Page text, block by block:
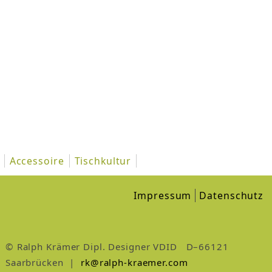
Accessoire Tischkultur
Impressum Datenschutz
© Ralph Krämer Dipl. Designer VDID D–66121
Saarbrücken | rk@ralph-kraemer.com